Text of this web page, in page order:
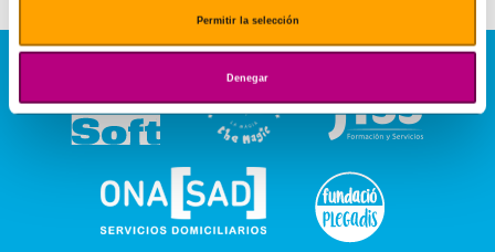
Permitir la selección
Denegar